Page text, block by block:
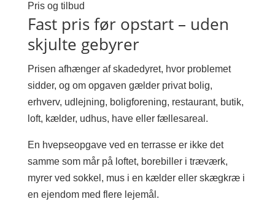
Pris og tilbud
Fast pris før opstart – uden
skjulte gebyrer
Prisen afhænger af skadedyret, hvor problemet
sidder, og om opgaven gælder privat bolig,
erhverv, udlejning, boligforening, restaurant, butik,
loft, kælder, udhus, have eller fællesareal.
En hvepseopgave ved en terrasse er ikke det
samme som mår på loftet, borebiller i træværk,
myrer ved sokkel, mus i en kælder eller skægkræ i
en ejendom med flere lejemål.